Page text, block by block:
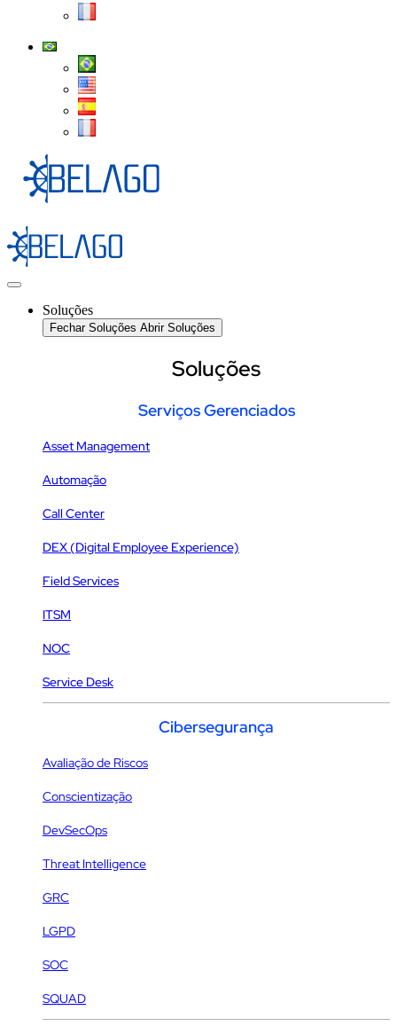
Soluções
Fechar Soluções Abrir Soluções
Soluções
Serviços Gerenciados
Asset Management
Automação
Call Center
DEX (Digital Employee Experience)
Field Services
ITSM
NOC
Service Desk
Cibersegurança
Avaliação de Riscos
Conscientização
DevSecOps
Threat Intelligence
GRC
LGPD
SOC
SQUAD